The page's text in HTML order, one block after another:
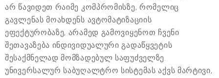
არ წავიდეთ რაიმე კომპრომისზე, რომელიც
გავლენას მოახდენს ავტომატიზაციის
ეფექტურობაზე, არამედ გამოვიყენოთ ჩვენი
შეთავაზება ინდივიდუალური გადაწყვეტის
შესაქმნელად მომზადებულ საფუძველზე.
უნივერსალურ საბუღალტრო სისტემას აქვს მარტივი,